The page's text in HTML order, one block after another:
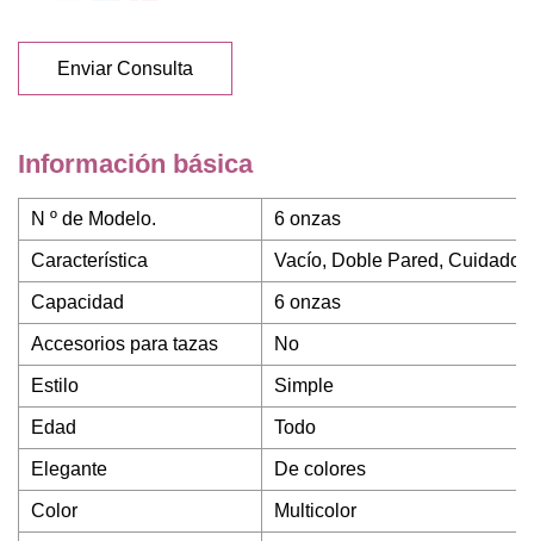
Enviar Consulta
Información básica
N º de Modelo. 6 onzas
Característica Vacío, Doble Pared, Cuidado
Capacidad 6 onzas
Accesorios para tazas No
Estilo Simple
Edad Todo
Elegante De colores
Color Multicolor